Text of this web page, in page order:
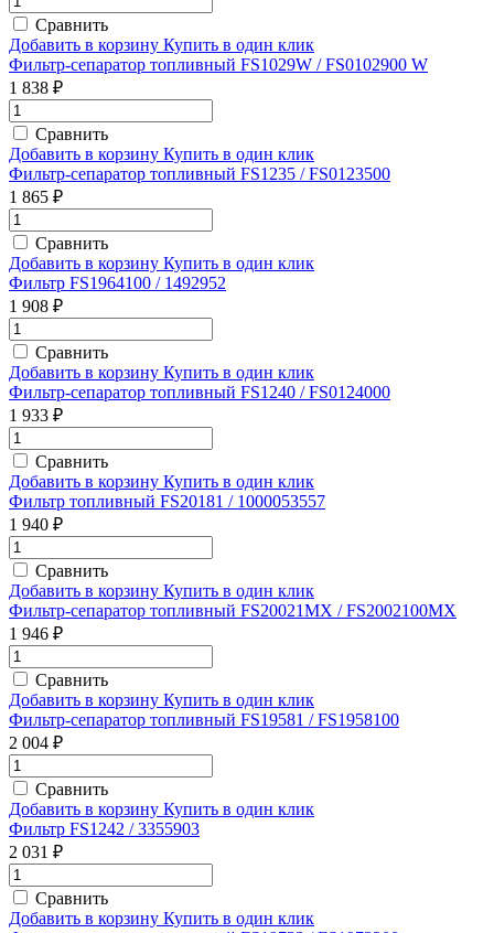
Сравнить
Добавить в корзину Купить в один клик
Фильтр-сепаратор топливный FS1029W / FS0102900 W
1 838 ₽
Сравнить
Добавить в корзину Купить в один клик
Фильтр-сепаратор топливный FS1235 / FS0123500
1 865 ₽
Сравнить
Добавить в корзину Купить в один клик
Фильтр FS1964100 / 1492952
1 908 ₽
Сравнить
Добавить в корзину Купить в один клик
Фильтр-сепаратор топливный FS1240 / FS0124000
1 933 ₽
Сравнить
Добавить в корзину Купить в один клик
Фильтр топливный FS20181 / 1000053557
1 940 ₽
Сравнить
Добавить в корзину Купить в один клик
Фильтр-сепаратор топливный FS20021MX / FS2002100MX
1 946 ₽
Сравнить
Добавить в корзину Купить в один клик
Фильтр-сепаратор топливный FS19581 / FS1958100
2 004 ₽
Сравнить
Добавить в корзину Купить в один клик
Фильтр FS1242 / 3355903
2 031 ₽
Сравнить
Добавить в корзину Купить в один клик